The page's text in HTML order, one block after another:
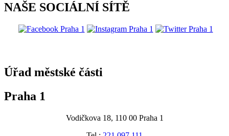
NAŠE SOCIÁLNÍ SÍTĚ
Úřad městské části
Praha 1
Vodičkova 18, 110 00 Praha 1